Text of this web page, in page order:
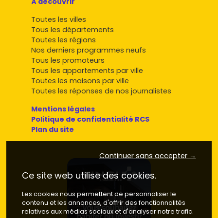
Toutes les villes
Tous les départements
Toutes les régions
Nos derniers programmes neufs
Tous les promoteurs
Tous les appartements par ville
Toutes les maisons par ville
Toutes les réponses de nos journalistes
Mentions légales
Politique de confidentialité RCS
Plan du site
Continuer sans accepter →
Ce site web utilise des cookies.
Les cookies nous permettent de personnaliser le
contenu et les annonces, d'offrir des fonctionnalités
relatives aux médias sociaux et d'analyser notre trafic.